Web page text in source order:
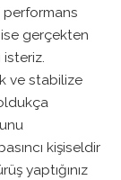
performans
gerçekten
isteriz.
ve stabilize
kişiseldir
yaptığınız